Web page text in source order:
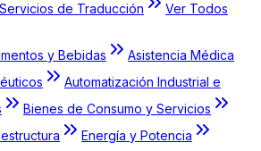
Servicios de Traducción
Ver Todos
y Bebidas
Asistencia Médica
Automatización Industrial e
Bienes de Consumo y Servicios
Energía y Potencia